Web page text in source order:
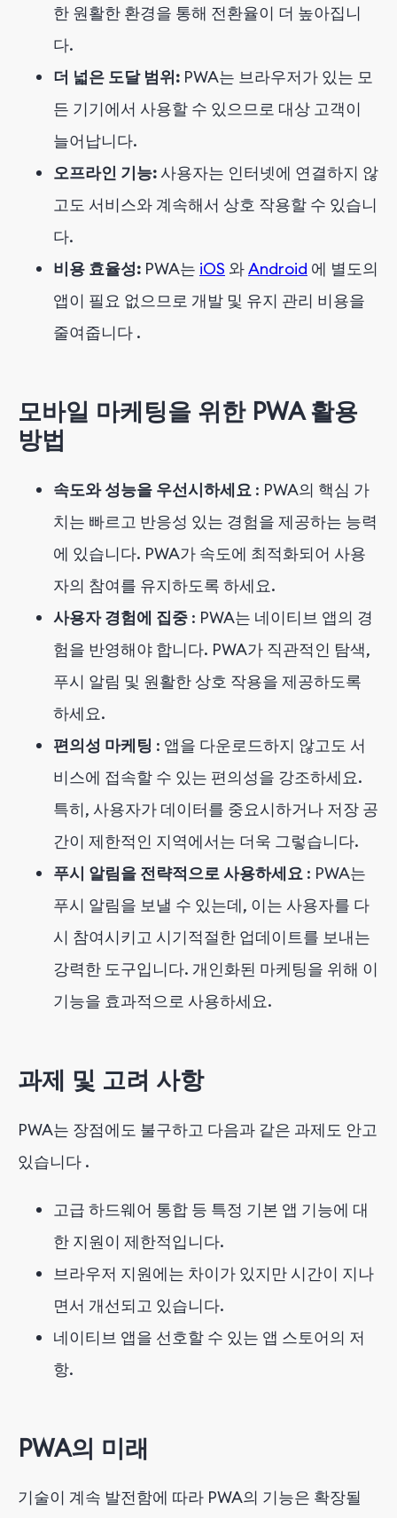
한 원활한 환경을 통해 전환율이 더 높아집니
다.
더 넓은 도달 범위: PWA는 브라우저가 있는 모
든 기기에서 사용할 수 있으므로 대상 고객이
늘어납니다.
오프라인 기능: 사용자는 인터넷에 연결하지 않
고도 서비스와 계속해서 상호 작용할 수 있습니
다.
비용 효율성: PWA는 iOS 와Android 에 별도의
앱이 필요 없으므로 개발 및 유지 관리 비용을
줄여줍니다 .
모바일 마케팅을 위한 PWA 활용
방법
속도와 성능을 우선시하세요 : PWA의 핵심 가
치는 빠르고 반응성 있는 경험을 제공하는 능력
에 있습니다. PWA가 속도에 최적화되어 사용
자의 참여를 유지하도록 하세요.
사용자 경험에 집중 : PWA는 네이티브 앱의 경
험을 반영해야 합니다. PWA가 직관적인 탐색,
푸시 알림 및 원활한 상호 작용을 제공하도록
하세요.
편의성 마케팅 : 앱을 다운로드하지 않고도 서
비스에 접속할 수 있는 편의성을 강조하세요.
특히, 사용자가 데이터를 중요시하거나 저장 공
간이 제한적인 지역에서는 더욱 그렇습니다.
푸시 알림을 전략적으로 사용하세요 : PWA는
푸시 알림을 보낼 수 있는데, 이는 사용자를 다
시 참여시키고 시기적절한 업데이트를 보내는
강력한 도구입니다. 개인화된 마케팅을 위해 이
기능을 효과적으로 사용하세요.
과제 및 고려 사항
PWA는 장점에도 불구하고 다음과 같은 과제도 안고
있습니다 .
고급 하드웨어 통합 등 특정 기본 앱 기능에 대
한 지원이 제한적입니다.
브라우저 지원에는 차이가 있지만 시간이 지나
면서 개선되고 있습니다.
네이티브 앱을 선호할 수 있는 앱 스토어의 저
항.
PWA의 미래
기술이 계속 발전함에 따라 PWA의 기능은 확장될